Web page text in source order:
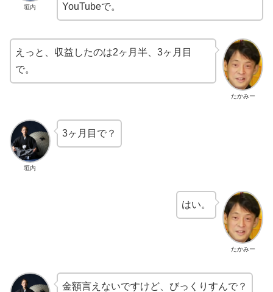
垣内
YouTubeで。
たかみー
えっと、収益したのは2ヶ月半、3ヶ月目
で。
垣内
3ヶ月目で？
たかみー
はい。
金額言えないですけど、びっくりすんで？